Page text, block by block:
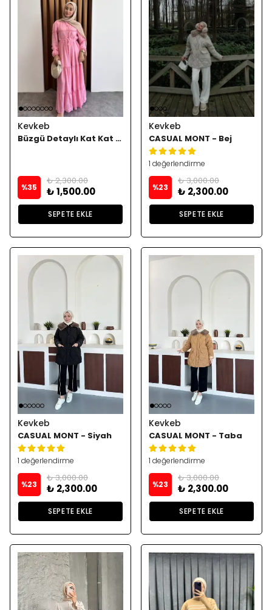
Kevkeb
Büzgü Detaylı Kat Kat Elbise
%35
₺ 2,300.00
₺ 1,500.00
SEPETE EKLE
Kevkeb
CASUAL MONT - Bej
1 değerlendirme
%23
₺ 3,000.00
₺ 2,300.00
SEPETE EKLE
Kevkeb
CASUAL MONT - Siyah
1 değerlendirme
%23
₺ 3,000.00
₺ 2,300.00
SEPETE EKLE
Kevkeb
CASUAL MONT - Taba
1 değerlendirme
%23
₺ 3,000.00
₺ 2,300.00
SEPETE EKLE